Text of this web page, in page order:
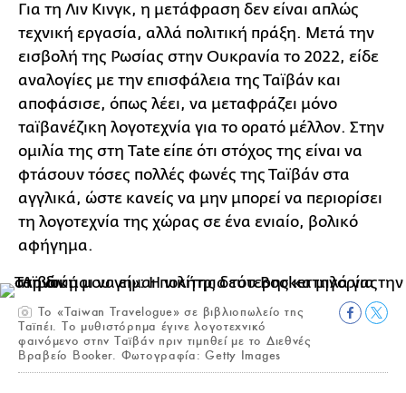
Για τη Λιν Κινγκ, η μετάφραση δεν είναι απλώς
τεχνική εργασία, αλλά πολιτική πράξη. Μετά την
εισβολή της Ρωσίας στην Ουκρανία το 2022, είδε
αναλογίες με την επισφάλεια της Ταϊβάν και
αποφάσισε, όπως λέει, να μεταφράζει μόνο
ταϊβανέζικη λογοτεχνία για το ορατό μέλλον. Στην
ομιλία της στη Tate είπε ότι στόχος της είναι να
φτάσουν τόσες πολλές φωνές της Ταϊβάν στα
αγγλικά, ώστε κανείς να μην μπορεί να περιορίσει
τη λογοτεχνία της χώρας σε ένα ενιαίο, βολικό
αφήγημα.
Το «Taiwan Travelogue» σε βιβλιοπωλείο της
Ταϊπέι. Το μυθιστόρημα έγινε λογοτεχνικό
φαινόμενο στην Ταϊβάν πριν τιμηθεί με το Διεθνές
Βραβείο Booker. Φωτογραφία: Getty Images